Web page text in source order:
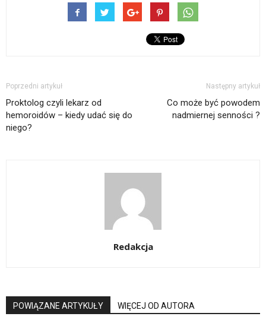
Poprzedni artykuł
Proktolog czyli lekarz od
hemoroidów – kiedy udać się do
niego?
Następny artykuł
Co może być powodem
nadmiernej senności ?
Redakcja
POWIĄZANE ARTYKUŁY WIĘCEJ OD AUTORA